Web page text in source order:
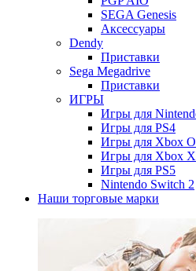
SEGA Genesis
Аксессуары
Dendy
Приставки
Sega Megadrive
Приставки
ИГРЫ
Игры для
Игры для PS4
Игры для Xbox
Игры для Xbox X
Игры для PS5
Nintendo Switch 2
Наши торговые марки